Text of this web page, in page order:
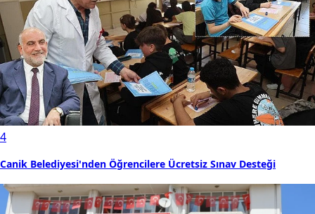
4
Canik Belediyesi'nden Öğrencilere Ücretsiz Sınav Desteği